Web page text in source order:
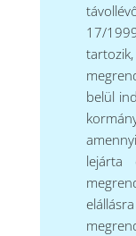
17/
belül
lejárta